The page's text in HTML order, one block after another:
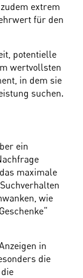
extrem
für den
potentielle
wertvollsten
in dem sie
suchen.
ein
maximale
wie
in
die